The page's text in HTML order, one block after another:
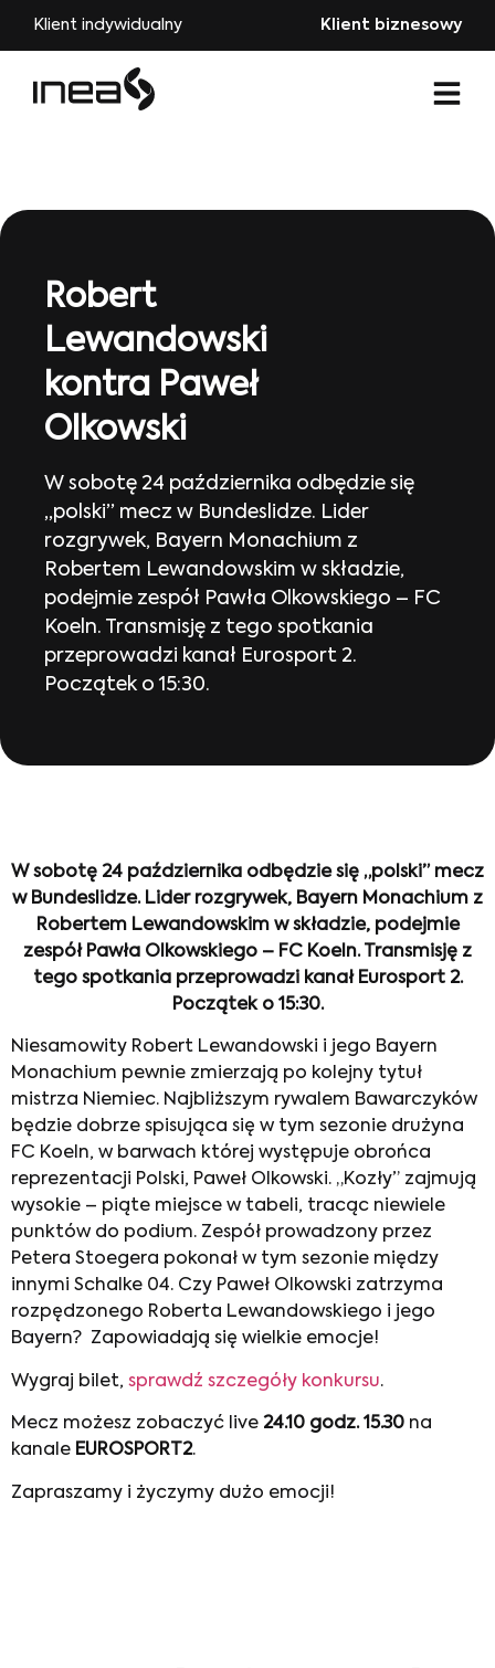
Klient indywidualny Klient biznesowy
Robert
Lewandowski
kontra Paweł
Olkowski
W sobotę 24 października odbędzie się
„polski” mecz w Bundeslidze. Lider
rozgrywek, Bayern Monachium z
Robertem Lewandowskim w składzie,
podejmie zespół Pawła Olkowskiego – FC
Koeln. Transmisję z tego spotkania
przeprowadzi kanał Eurosport 2.
Początek o 15:30.
W sobotę 24 października odbędzie się „polski” mecz
w Bundeslidze. Lider rozgrywek, Bayern Monachium z
Robertem Lewandowskim w składzie, podejmie
zespół Pawła Olkowskiego – FC Koeln. Transmisję z
tego spotkania przeprowadzi kanał Eurosport 2.
Początek o 15:30.
Niesamowity Robert Lewandowski i jego Bayern
Monachium pewnie zmierzają po kolejny tytuł
mistrza Niemiec. Najbliższym rywalem Bawarczyków
będzie dobrze spisująca się w tym sezonie drużyna
FC Koeln, w barwach której występuje obrońca
reprezentacji Polski, Paweł Olkowski. „Kozły” zajmują
wysokie – piąte miejsce w tabeli, tracąc niewiele
punktów do podium. Zespół prowadzony przez
Petera Stoegera pokonał w tym sezonie między
innymi Schalke 04. Czy Paweł Olkowski zatrzyma
rozpędzonego Roberta Lewandowskiego i jego
Bayern? Zapowiadają się wielkie emocje!
Wygraj bilet, sprawdź szczegóły konkursu.
Mecz możesz zobaczyć live 24.10 godz. 15.30 na
kanale EUROSPORT2.
Zapraszamy i życzymy dużo emocji!